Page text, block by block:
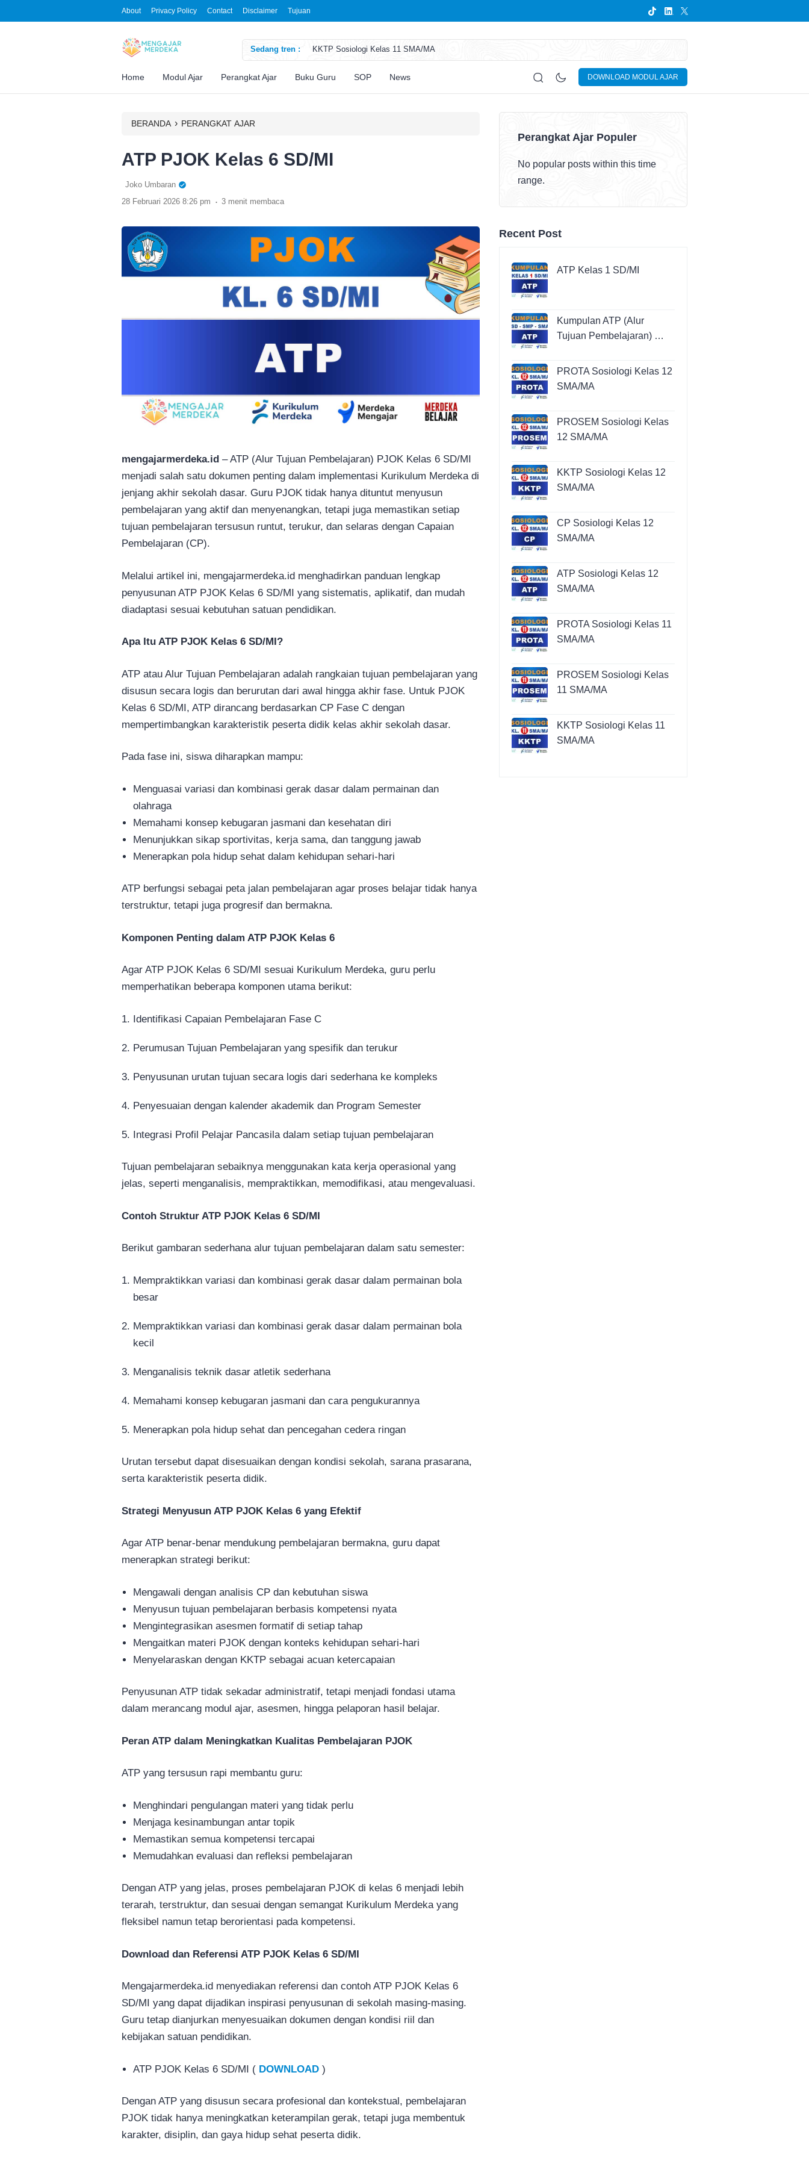
About Privacy Policy Contact Disclaimer Tujuan
Sedang tren :
KKTP Sosiologi Kelas 11 SMA/MA
ATP Seni Rupa Kelas 11 SMA/MA
ATP Sosiologi Kelas 11 SMA/MA
DOWNLOAD MODUL AJAR
Home Modul Ajar Perangkat Ajar Buku Guru SOP News
BERANDA › PERANGKAT AJAR
ATP PJOK Kelas 6 SD/MI
Joko Umbaran
28 Februari 2026 8:26 pm . 3 menit membaca
mengajarmerdeka.id – ATP (Alur Tujuan Pembelajaran) PJOK Kelas 6 SD/MI
menjadi salah satu dokumen penting dalam implementasi Kurikulum Merdeka di
jenjang akhir sekolah dasar. Guru PJOK tidak hanya dituntut menyusun
pembelajaran yang aktif dan menyenangkan, tetapi juga memastikan setiap
tujuan pembelajaran tersusun runtut, terukur, dan selaras dengan Capaian
Pembelajaran (CP).
Melalui artikel ini, mengajarmerdeka.id menghadirkan panduan lengkap
penyusunan ATP PJOK Kelas 6 SD/MI yang sistematis, aplikatif, dan mudah
diadaptasi sesuai kebutuhan satuan pendidikan.
Apa Itu ATP PJOK Kelas 6 SD/MI?
ATP atau Alur Tujuan Pembelajaran adalah rangkaian tujuan pembelajaran yang
disusun secara logis dan berurutan dari awal hingga akhir fase. Untuk PJOK
Kelas 6 SD/MI, ATP dirancang berdasarkan CP Fase C dengan
mempertimbangkan karakteristik peserta didik kelas akhir sekolah dasar.
Pada fase ini, siswa diharapkan mampu:
Menguasai variasi dan kombinasi gerak dasar dalam permainan dan
olahraga
Memahami konsep kebugaran jasmani dan kesehatan diri
Menunjukkan sikap sportivitas, kerja sama, dan tanggung jawab
Menerapkan pola hidup sehat dalam kehidupan sehari-hari
ATP berfungsi sebagai peta jalan pembelajaran agar proses belajar tidak hanya
terstruktur, tetapi juga progresif dan bermakna.
Komponen Penting dalam ATP PJOK Kelas 6
Agar ATP PJOK Kelas 6 SD/MI sesuai Kurikulum Merdeka, guru perlu
memperhatikan beberapa komponen utama berikut:
Identifikasi Capaian Pembelajaran Fase C
Perumusan Tujuan Pembelajaran yang spesifik dan terukur
Penyusunan urutan tujuan secara logis dari sederhana ke kompleks
Penyesuaian dengan kalender akademik dan Program Semester
Integrasi Profil Pelajar Pancasila dalam setiap tujuan pembelajaran
Tujuan pembelajaran sebaiknya menggunakan kata kerja operasional yang
jelas, seperti menganalisis, mempraktikkan, memodifikasi, atau mengevaluasi.
Contoh Struktur ATP PJOK Kelas 6 SD/MI
Berikut gambaran sederhana alur tujuan pembelajaran dalam satu semester:
Mempraktikkan variasi dan kombinasi gerak dasar dalam permainan bola
besar
Mempraktikkan variasi dan kombinasi gerak dasar dalam permainan bola
kecil
Menganalisis teknik dasar atletik sederhana
Memahami konsep kebugaran jasmani dan cara pengukurannya
Menerapkan pola hidup sehat dan pencegahan cedera ringan
Urutan tersebut dapat disesuaikan dengan kondisi sekolah, sarana prasarana,
serta karakteristik peserta didik.
Strategi Menyusun ATP PJOK Kelas 6 yang Efektif
Agar ATP benar-benar mendukung pembelajaran bermakna, guru dapat
menerapkan strategi berikut:
Mengawali dengan analisis CP dan kebutuhan siswa
Menyusun tujuan pembelajaran berbasis kompetensi nyata
Mengintegrasikan asesmen formatif di setiap tahap
Mengaitkan materi PJOK dengan konteks kehidupan sehari-hari
Menyelaraskan dengan KKTP sebagai acuan ketercapaian
Penyusunan ATP tidak sekadar administratif, tetapi menjadi fondasi utama
dalam merancang modul ajar, asesmen, hingga pelaporan hasil belajar.
Peran ATP dalam Meningkatkan Kualitas Pembelajaran PJOK
ATP yang tersusun rapi membantu guru:
Menghindari pengulangan materi yang tidak perlu
Menjaga kesinambungan antar topik
Memastikan semua kompetensi tercapai
Memudahkan evaluasi dan refleksi pembelajaran
Dengan ATP yang jelas, proses pembelajaran PJOK di kelas 6 menjadi lebih
terarah, terstruktur, dan sesuai dengan semangat Kurikulum Merdeka yang
fleksibel namun tetap berorientasi pada kompetensi.
Download dan Referensi ATP PJOK Kelas 6 SD/MI
Mengajarmerdeka.id menyediakan referensi dan contoh ATP PJOK Kelas 6
SD/MI yang dapat dijadikan inspirasi penyusunan di sekolah masing-masing.
Guru tetap dianjurkan menyesuaikan dokumen dengan kondisi riil dan
kebijakan satuan pendidikan.
ATP PJOK Kelas 6 SD/MI ( DOWNLOAD )
Dengan ATP yang disusun secara profesional dan kontekstual, pembelajaran
PJOK tidak hanya meningkatkan keterampilan gerak, tetapi juga membentuk
karakter, disiplin, dan gaya hidup sehat peserta didik.
Perangkat Ajar Populer
No popular posts within this time
range.
Recent Post
ATP Kelas 1 SD/MI
Kumpulan ATP (Alur
Tujuan Pembelajaran) …
PROTA Sosiologi Kelas 12
SMA/MA
PROSEM Sosiologi Kelas
12 SMA/MA
KKTP Sosiologi Kelas 12
SMA/MA
CP Sosiologi Kelas 12
SMA/MA
ATP Sosiologi Kelas 12
SMA/MA
PROTA Sosiologi Kelas 11
SMA/MA
PROSEM Sosiologi Kelas
11 SMA/MA
KKTP Sosiologi Kelas 11
SMA/MA